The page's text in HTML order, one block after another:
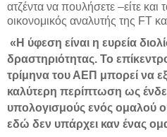
ατζέντα να πουλήσετε –είτε
οικονομικός αναλυτής της FT
«Η ύφεση είναι η ευρεία
δραστηριότητας. Το
τρίμηνα του ΑΕΠ μπορεί να
καλύτερη περίπτωση ως
υπολογισμούς ενός ομαλού
εδώ δεν υπάρχει καν ένας